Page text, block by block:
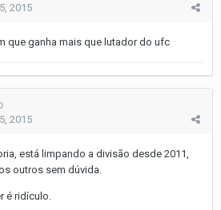
2015
que ganha mais que lutador do ufc
2015
está limpando a divisão desde 2011,
outros sem dúvida.
é ridículo.